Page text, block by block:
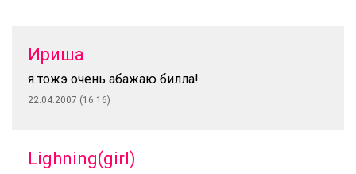
Ириша
я тожэ очень абажаю билла!
22.04.2007 (16:16)
Lighning(girl)